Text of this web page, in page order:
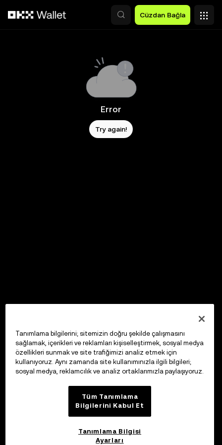
Cüzdan Bağla
Error
Try again!
Tanımlama bilgilerini; sitemizin doğru şekilde çalışmasını
sağlamak, içerikleri ve reklamları kişiselleştirmek, sosyal medya
özellikleri sunmak ve site trafiğimizi analiz etmek için
kullanıyoruz. Aynı zamanda site kullanımınızla ilgili bilgileri;
sosyal medya, reklamcılık ve analiz ortaklarımızla paylaşıyoruz.
Tüm Tanımlama
Bilgilerini Kabul Et
Tanımlama Bilgisi
Ayarları